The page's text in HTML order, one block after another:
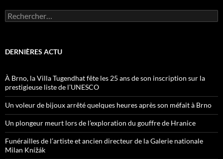
Rechercher :
DERNIÈRES ACTU
À Brno, la Villa Tugendhat fête les 25 ans de son inscription sur la
prestigieuse liste de l’UNESCO
Un voleur de bijoux arrêté quelques heures après son méfait à Brno
Un plongeur meurt lors de l’exploration du gouffre de Hranice
Funérailles de l’artiste et ancien directeur de la Galerie nationale
Milan Knížák